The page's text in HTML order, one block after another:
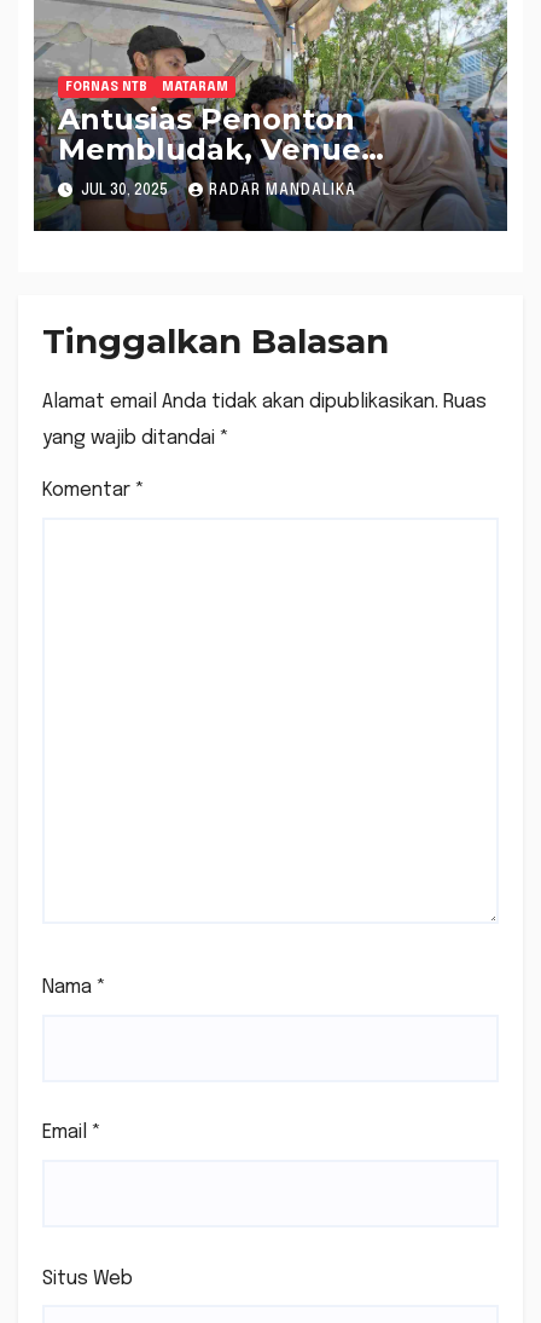
FORNAS NTB MATARAM
Antusias Penonton
Membludak, Venue
Skateboard Jadi Spot
Favorit di FORNAS VIII
JUL 30, 2025 RADAR MANDALIKA
Tinggalkan Balasan
Alamat email Anda tidak akan dipublikasikan. Ruas
yang wajib ditandai *
Komentar *
Nama *
Email *
Situs Web